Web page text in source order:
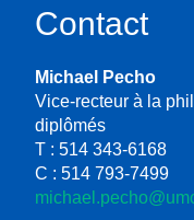
Contact
Michael Pecho
Vice-recteur à la
diplômés
T : 514 343-6168
C : 514 793-7499